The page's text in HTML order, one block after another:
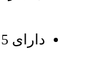
دارای 5 سال گارانتی کارخانه تاپکو